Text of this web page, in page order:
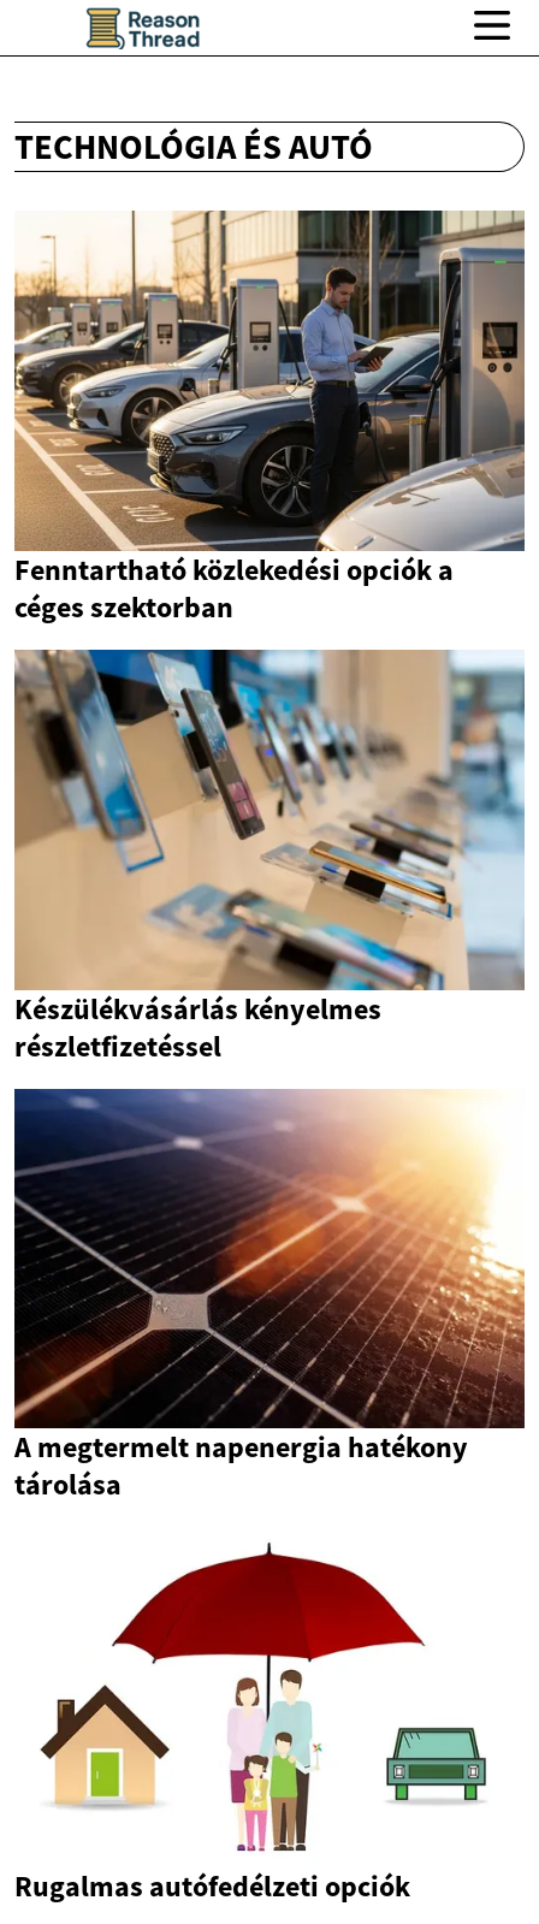
TECHNOLÓGIA ÉS AUTÓ
Fenntartható közlekedési opciók a
céges szektorban
Készülékvásárlás kényelmes
részletfizetéssel
A megtermelt napenergia hatékony
tárolása
Rugalmas autófedélzeti opciók